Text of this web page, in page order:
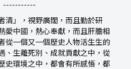
-----------
清」，視野廣闊，而且勤於研
愛中國，熱心奉獻，而且肝膽相
從一個又一個歷史人物活生生的
、生離死別、成就貢獻之中，從
史環境之中，都會有所感悟，都